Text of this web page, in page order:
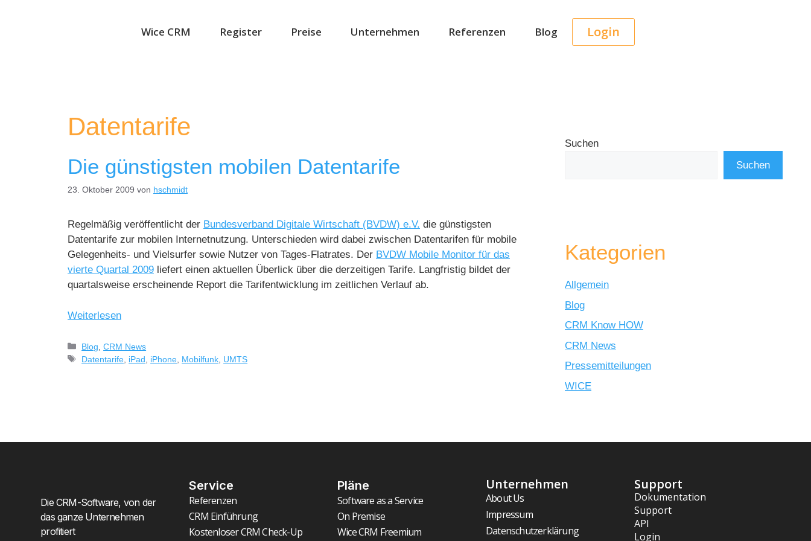
Wice CRM Register Preise Unternehmen Referenzen Blog Login
Datentarife
Die günstigsten mobilen Datentarife
23. Oktober 2009 von hschmidt
Regelmäßig veröffentlicht der Bundesverband Digitale Wirtschaft (BVDW) e.V. die günstigsten
Datentarife zur mobilen Internetnutzung. Unterschieden wird dabei zwischen Datentarifen für mobile
Gelegenheits- und Vielsurfer sowie Nutzer von Tages-Flatrates. Der BVDW Mobile Monitor für das
vierte Quartal 2009 liefert einen aktuellen Überlick über die derzeitigen Tarife. Langfristig bildet der
quartalsweise erscheinende Report die Tarifentwicklung im zeitlichen Verlauf ab.
Weiterlesen
Blog ,CRM News
Datentarife iPad iPhone Mobilfunk UMTS
Suchen
Suchen
Kategorien
Allgemein
Blog
CRM Know HOW
CRM News
Pressemitteilungen
WICE
Die CRM-Software, von der
das ganze Unternehmen
profitiert
Service
Referenzen
CRM Einführung
Kostenloser CRM Check-Up
Pläne
Software as a Service
On Premise
Wice CRM Freemium
Unternehmen
About Us
Impressum
Datenschutzerklärung
Support
Dokumentation
Support
API
Login